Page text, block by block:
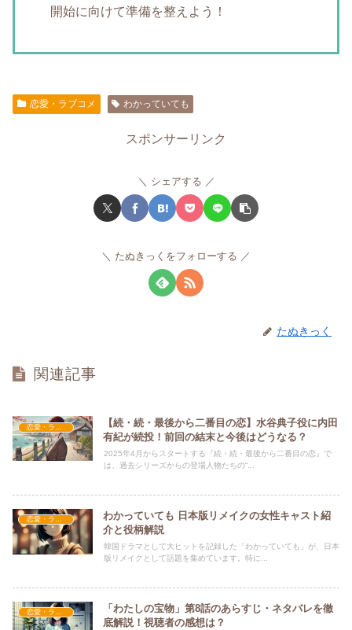
開始に向けて準備を整えよう！
恋愛・ラブコメ わかっていても
スポンサーリンク
シェアする
たぬきっくをフォローする
たぬきっく
関連記事
【続・続・最後から二番目の恋】水谷典子役に内田
有紀が続投！前回の結末と今後はどうなる？
2025年4月からスタートする『続・続・最後から二番目の恋』で
は、過去シリーズからの登場人物たちの“...
恋愛・ラブコメ
わかっていても 日本版リメイクの女性キャスト紹
介と役柄解説
韓国ドラマとして大ヒットを記録した「わかっていても」が、日本
版リメイクとして話題を集めています。特に...
恋愛・ラブコメ
「わたしの宝物」第8話のあらすじ・ネタバレを徹
底解説！視聴者の感想は？